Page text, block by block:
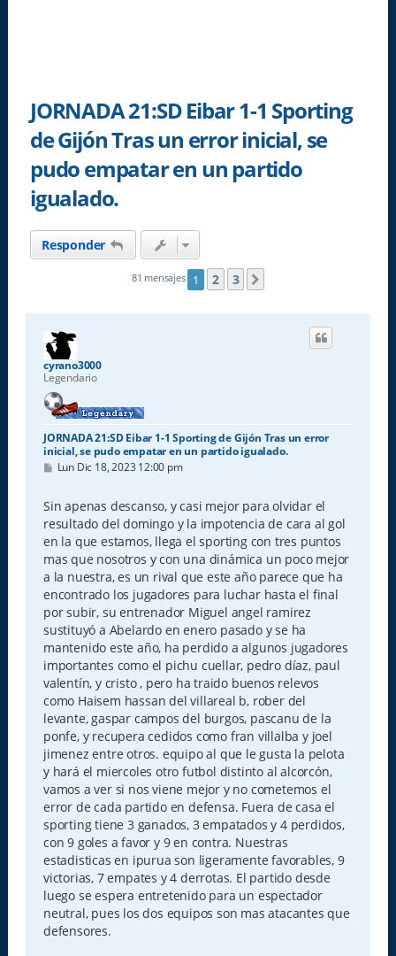
JORNADA 21:SD Eibar 1-1 Sporting
de Gijón Tras un error inicial, se
pudo empatar en un partido
igualado.
Responder
81 mensajes 1 2 3
cyrano3000
Legendario
JORNADA 21:SD Eibar 1-1 Sporting de Gijón Tras un error
inicial, se pudo empatar en un partido igualado.
M
s
a
j
e
Lun Dic 18, 2023 12:00 pm
Sin apenas descanso, y casi mejor para olvidar el
resultado del domingo y la impotencia de cara al gol
en la que estamos, llega el sporting con tres puntos
mas que nosotros y con una dinámica un poco mejor
a la nuestra, es un rival que este año parece que ha
encontrado los jugadores para luchar hasta el final
por subir, su entrenador Miguel angel ramirez
sustituyó a Abelardo en enero pasado y se ha
mantenido este año, ha perdido a algunos jugadores
importantes como el pichu cuellar, pedro díaz, paul
valentín, y cristo , pero ha traido buenos relevos
como Haisem hassan del villareal b, rober del
levante, gaspar campos del burgos, pascanu de la
ponfe, y recupera cedidos como fran villalba y joel
jimenez entre otros. equipo al que le gusta la pelota
y hará el miercoles otro futbol distinto al alcorcón,
vamos a ver si nos viene mejor y no cometemos el
error de cada partido en defensa. Fuera de casa el
sporting tiene 3 ganados, 3 empatados y 4 perdidos,
con 9 goles a favor y 9 en contra. Nuestras
estadisticas en ipurua son ligeramente favorables, 9
victorias, 7 empates y 4 derrotas. El partido desde
luego se espera entretenido para un espectador
neutral, pues los dos equipos son mas atacantes que
defensores.